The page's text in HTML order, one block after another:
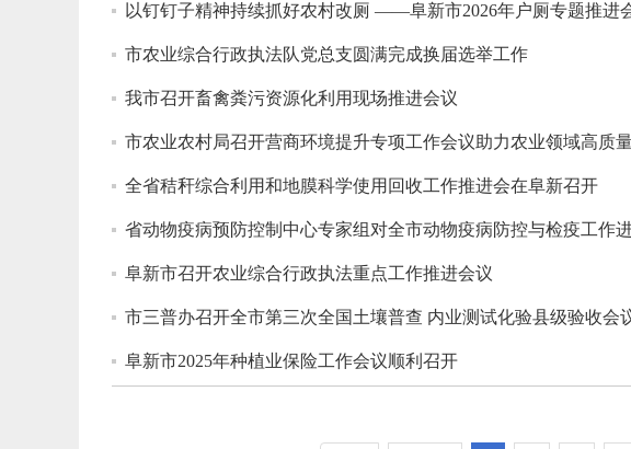
以钉钉子精神持续抓好农村改厕 ——阜新市2026年户厕专题推进
市农业综合行政执法队党总支圆满完成换届选举工作
我市召开畜禽粪污资源化利用现场推进会议
市农业农村局召开营商环境提升专项工作会议助力农业领域高质
全省秸秆综合利用和地膜科学使用回收工作推进会在阜新召开
省动物疫病预防控制中心专家组对全市动物疫病防控与检疫工作
阜新市召开农业综合行政执法重点工作推进会议
市三普办召开全市第三次全国土壤普查 内业测试化验县级验收会
阜新市2025年种植业保险工作会议顺利召开